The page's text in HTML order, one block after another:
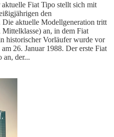
Fiat Tipo stellt sich mit
den
aktuelle Modellgeneration tritt
an, in dem Fiat
historischer Vorläufer wurde vor
26. Januar 1988. Der erste Fiat
an, der...